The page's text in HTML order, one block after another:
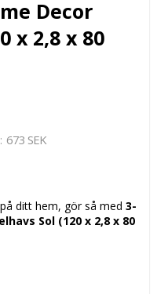
Decor
x 2,8 x 80
673 SEK
ditt hem, gör så med 3-
Sol (120 x 2,8 x 80